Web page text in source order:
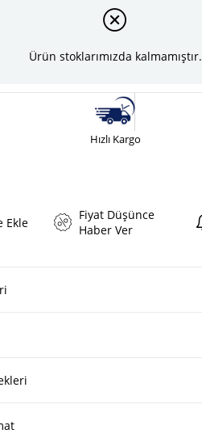
Ürün stoklarımızda kalmamıştır.
Hızlı Kargo
Ekle
Fiyat Düşünce
Haber Ver